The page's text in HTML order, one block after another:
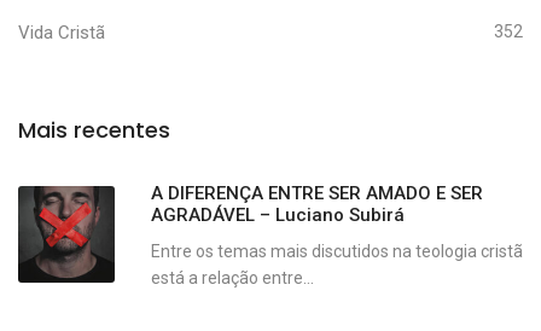
Vida Cristã 352
Mais recentes
A DIFERENÇA ENTRE SER AMADO E SER
AGRADÁVEL – Luciano Subirá
Entre os temas mais discutidos na teologia cristã
está a relação entre...